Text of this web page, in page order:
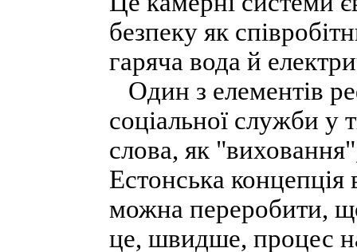
безпеку як
гаряча вода й
Один з елементів
соціальної служби у
слова, як
Естонська
можна переробити,
це, швидше, процес